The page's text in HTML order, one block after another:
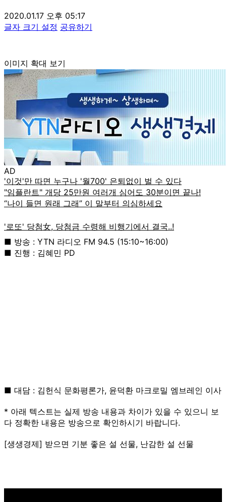
2020.01.17 오후 05:17
글자 크기 설정 공유하기
이미지 확대 보기
AD
■ 방송 : YTN 라디오 FM 94.5 (15:10~16:00)
■ 진행 : 김혜민 PD
■ 대담 : 김헌식 문화평론가, 윤덕환 마크로밀 엠브레인 이사
* 아래 텍스트는 실제 방송 내용과 차이가 있을 수 있으니 보
다 정확한 내용은 방송으로 확인하시기 바랍니다.
[생생경제] 받으면 기분 좋은 설 선물, 난감한 설 선물